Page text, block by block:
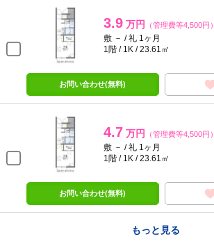
3.9 万円 （管理費等4,500円）
敷 － / 礼 1ヶ月
1階 / 1K / 23.61㎡
お問い合わせ(無料)
4.7 万円 （管理費等4,500円）
敷 － / 礼 1ヶ月
1階 / 1K / 23.61㎡
お問い合わせ(無料)
もっと見る